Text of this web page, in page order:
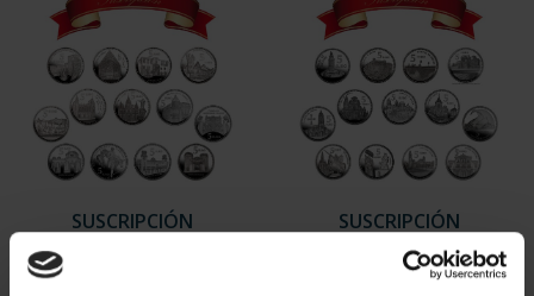
SUSCRIPCIÓN
SUSCRIPCIÓN
CAPITALES DE
PROVINCIA 2